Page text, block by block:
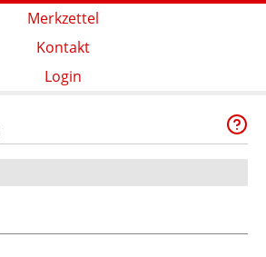
Merkzettel
Kontakt
Login